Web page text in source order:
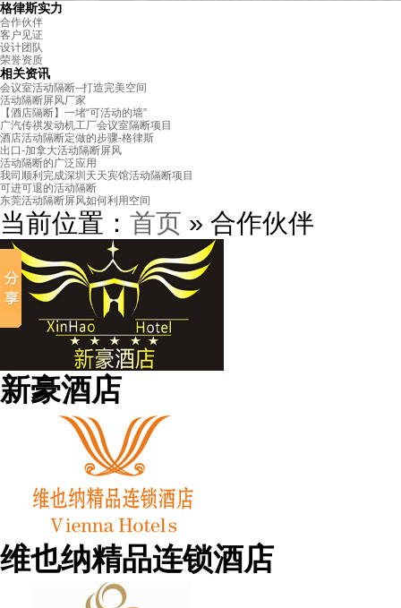
格律斯实力
合作伙伴
客户见证
设计团队
荣誉资质
相关资讯
会议室活动隔断--打造完美空间
活动隔断屏风厂家
【酒店隔断】一堵“可活动的墙”
广汽传祺发动机工厂会议室隔断项目
酒店活动隔断定做的步骤-格律斯
出口-加拿大活动隔断屏风
活动隔断的广泛应用
我司顺利完成深圳天天宾馆活动隔断项目
可进可退的活动隔断
东莞活动隔断屏风如何利用空间
当前位置： 首页 » 合作伙伴
新豪酒店
维也纳精品连锁酒店